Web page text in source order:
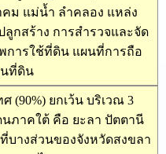
ม แม่น้ำ ลำคลอง แหล่ง
ลูกสร้าง การสำรวจและจัด
การใช้ที่ดิน แผนที่การถือ
ที่ดิน
(90%) ยกเว้น บริเวณ 3
ภาคใต้ คือ ยะลา ปัตตานี
บางส่วนของจังหวัดสงขลา